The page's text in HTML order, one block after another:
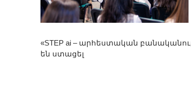
«STEP ai – արհեստական
են ստացել